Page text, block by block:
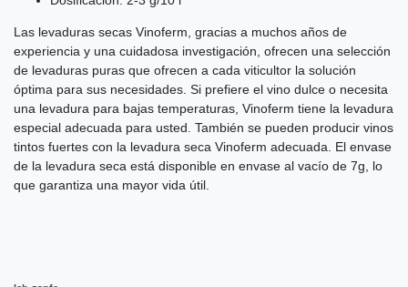
Las levaduras secas Vinoferm, gracias a muchos años de
experiencia y una cuidadosa investigación, ofrecen una selección
de levaduras puras que ofrecen a cada viticultor la solución
óptima para sus necesidades. Si prefiere el vino dulce o necesita
una levadura para bajas temperaturas, Vinoferm tiene la levadura
especial adecuada para usted. También se pueden producir vinos
tintos fuertes con la levadura seca Vinoferm adecuada. El envase
de la levadura seca está disponible en envase al vacío de 7g, lo
que garantiza una mayor vida útil.